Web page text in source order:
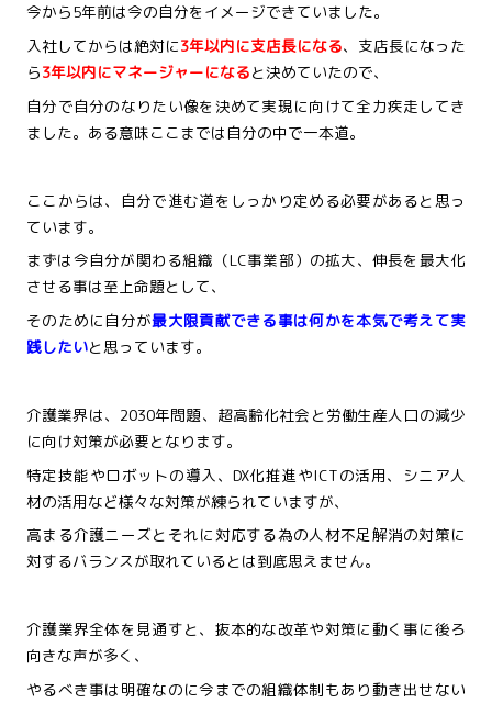
今から5年前は今の自分をイメージできていました。
入社してからは絶対に3年以内に支店長になる、支店長になった
ら3年以内にマネージャーになると決めていたので、
自分で自分のなりたい像を決めて実現に向けて全力疾走してき
ました。ある意味ここまでは自分の中で一本道。
ここからは、自分で進む道をしっかり定める必要があると思っ
ています。
まずは今自分が関わる組織（LC事業部）の拡大、伸長を最大化
させる事は至上命題として、
そのために自分が最大限貢献できる事は何かを本気で考えて実
践したいと思っています。
介護業界は、2030年問題、超高齢化社会と労働生産人口の減少
に向け対策が必要となります。
特定技能やロボットの導入、DX化推進やICTの活用、シニア人
材の活用など様々な対策が練られていますが、
高まる介護ニーズとそれに対応する為の人材不足解消の対策に
対するバランスが取れているとは到底思えません。
介護業界全体を見通すと、抜本的な改革や対策に動く事に後ろ
向きな声が多く、
やるべき事は明確なのに今までの組織体制もあり動き出せない